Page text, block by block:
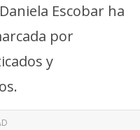
Escobar ha
por
y